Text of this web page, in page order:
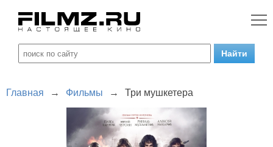
Главная → Фильмы → Три мушкетера